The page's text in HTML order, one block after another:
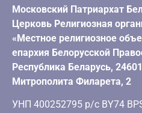
Московский Патриархат
Церковь Религиозная
«Местное религиозное
епархия Белорусской
Республика Беларусь,
Митрополита Филарета, 2
УНП 400252795 р/с BY74